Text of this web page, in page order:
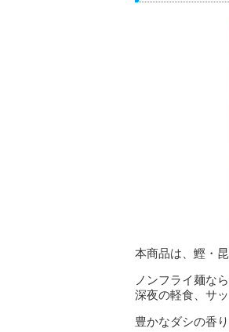
本商品は、鰹・
ノンフライ麺な
深夜の軽食、サ
豊かなダシの香